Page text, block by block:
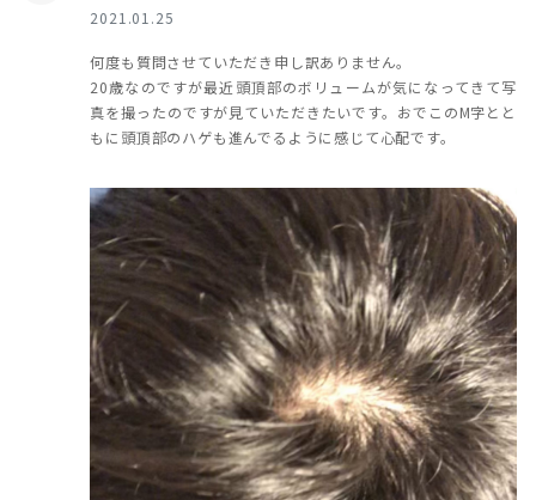
2021.01.25
何度も質問させていただき申し訳ありません。
20歳なのですが最近頭頂部のボリュームが気になってきて写
真を撮ったのですが見ていただきたいです。おでこのM字とと
もに頭頂部のハゲも進んでるように感じて心配です。